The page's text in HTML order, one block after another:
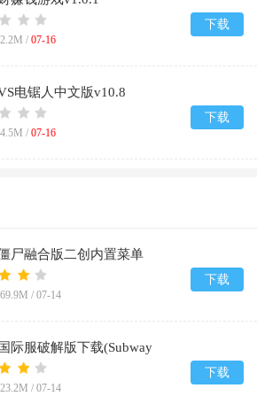
/ 07-16
下载
电锯人中文版v10.8
/ 07-16
下载
尸融合版二创内置菜单
Mod)v3.8
/ 07-14
下载
际服破解版下载(Subway
/ 07-14
下载